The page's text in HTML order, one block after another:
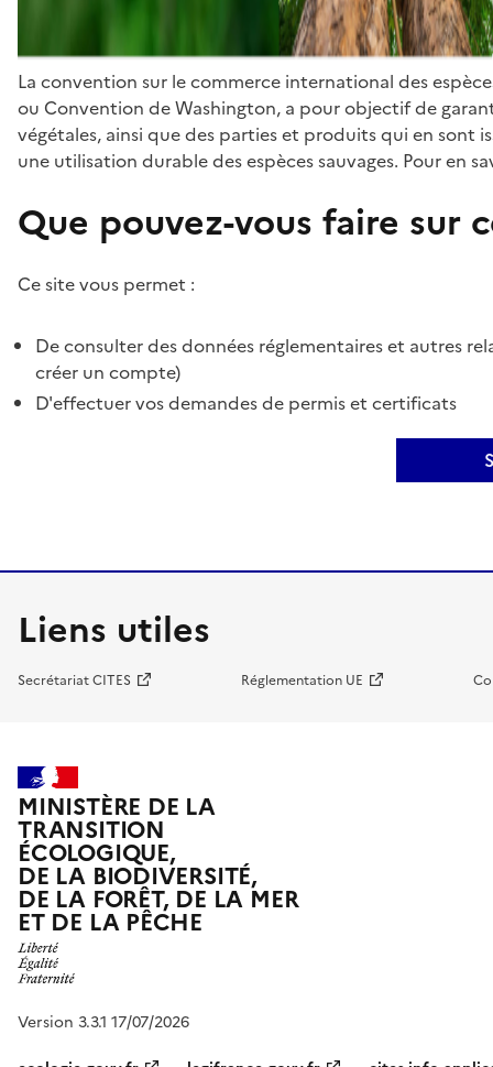
La convention sur le commerce international des
ou Convention de Washington, a pour objectif de
végétales, ainsi que des parties et produits qui en sont
une utilisation durable des espèces sauvages. Pour en
Que pouvez-vous faire sur
Ce site vous permet :
De consulter des données réglementaires et autres
créer un compte)
D'effectuer vos demandes de permis et certificats
Liens utiles
Secrétariat CITES Réglementation UE
MINISTÈRE DE LA
TRANSITION
ÉCOLOGIQUE,
DE LA BIODIVERSITÉ,
DE LA FORÊT, DE LA MER
ET DE LA PÊCHE
Version 3.3.1 17/07/2026